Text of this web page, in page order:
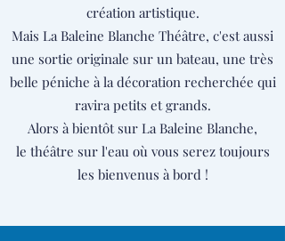
création artistique.
Mais La Baleine Blanche Théâtre, c'est aussi
une sortie originale sur un bateau, une très
belle péniche à la décoration recherchée qui
ravira petits et grands.
Alors à bientôt sur La Baleine Blanche,
le théâtre sur l'eau où vous serez toujours
les bienvenus à bord !